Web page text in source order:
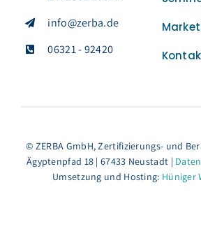
info@zerba.de
06321 - 92420
© ZERBA GmbH, Zertifizierungs- und
Ägyptenpfad 18 | 67433 Neustadt |
Umsetzung und Hosting: Hüniger